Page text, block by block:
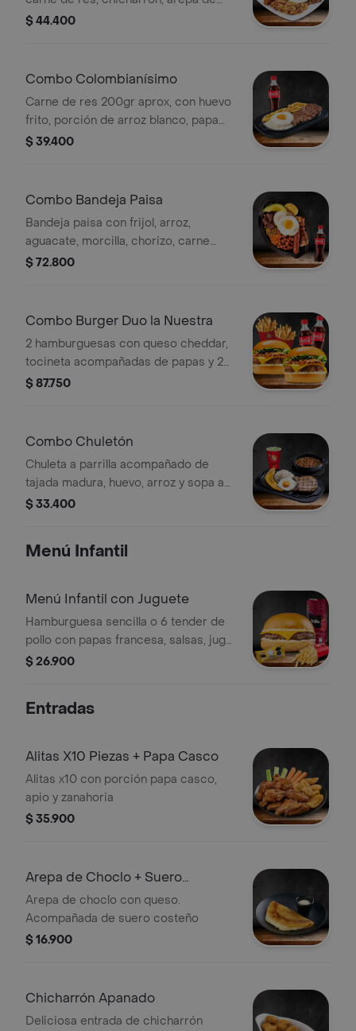
pincho, tajada de plátano y huevo frito
$ 44.400
Combo Colombianísimo
Carne de res 200gr aprox, con huevo
frito, porción de arroz blanco, papa
francesa y chimichurri. + bebida
$ 39.400
Combo Bandeja Paisa
Bandeja paisa con frijol, arroz,
aguacate, morcilla, chorizo, carne
molida, huevo, chicharrón porcion y
$ 72.800
Combo Burger Duo la Nuestra
2 hamburguesas con queso cheddar,
tocineta acompañadas de papas y 2
bebida
$ 87.750
Combo Chuletón
Chuleta a parrilla acompañado de
tajada madura, huevo, arroz y sopa a
elección. + limonada
$ 33.400
Menú Infantil
Menú Infantil con Juguete
Hamburguesa sencilla o 6 tender de
pollo con papas francesa, salsas, jugo
del valle 200 ml y juguete de
$ 26.900
Entradas
Alitas X10 Piezas + Papa Casco
Alitas x10 con porción papa casco,
apio y zanahoria
$ 35.900
Arepa de Choclo + Suero
Costeño
Arepa de choclo con queso.
Acompañada de suero costeño
$ 16.900
Chicharrón Apanado
Deliciosa entrada de chicharrón